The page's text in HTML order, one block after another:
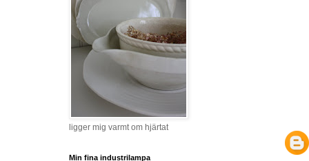
ligger mig varmt om hjärtat
Min fina industrilampa